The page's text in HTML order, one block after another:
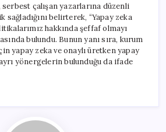
çalışan yazarlarına düzenli
belirterek, “Yapay zeka
hakkında şeffaf olmayı
bulundu. Bunun yanı sıra, kurum
yapay zeka ve onaylı üretken yapay
yönergelerin bulunduğu da ifade